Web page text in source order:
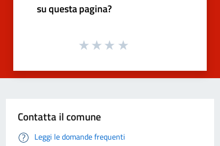
su questa pagina?
Contatta il comune
Leggi le domande frequenti